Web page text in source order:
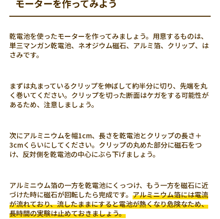
モーターを作ってみよう
乾電池を使ったモーターを作ってみましょう。用意するものは、
単三マンガン乾電池、ネオジウム磁石、アルミ箔、クリップ、は
さみです。
まずは丸まっているクリップを伸ばして約半分に切り、先端を丸
く巻いてください。クリップを切った断面はケガをする可能性が
あるため、注意しましょう。
次にアルミニウムを幅1cm、長さを乾電池とクリップの長さ＋
3cmくらいにしてください。クリップの丸めた部分に磁石をつ
け、反対側を乾電池の中心にぶら下げましょう。
アルミニウム箔の一方を乾電池にくっつけ、もう一方を磁石に近
づけた時に磁石が回転したら完成です。アルミニウム箔には電流
が流れており、流したままにすると電池が熱くなり危険なため、
長時間の実験は止めておきましょう。